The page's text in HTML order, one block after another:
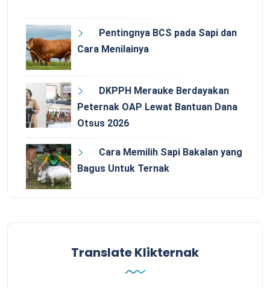
Pentingnya BCS pada Sapi dan
Cara Menilainya
DKPPH Merauke Berdayakan
Peternak OAP Lewat Bantuan Dana
Otsus 2026
Cara Memilih Sapi Bakalan yang
Bagus Untuk Ternak
Translate Klikternak